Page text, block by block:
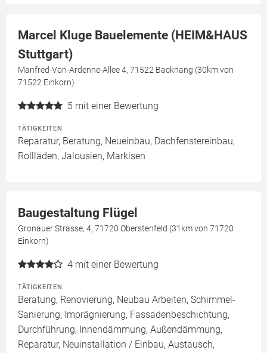
Marcel Kluge Bauelemente (HEIM&HAUS
Stuttgart)
Manfred-Von-Ardenne-Allee 4, 71522 Backnang (30km von
71522 Einkorn)
5 mit einer Bewertung
TÄTIGKEITEN
Reparatur, Beratung, Neueinbau, Dachfenstereinbau,
Rollläden, Jalousien, Markisen
Baugestaltung Flügel
Gronauer Strasse, 4, 71720 Oberstenfeld (31km von 71720
Einkorn)
4 mit einer Bewertung
TÄTIGKEITEN
Beratung, Renovierung, Neubau Arbeiten, Schimmel-
Sanierung, Imprägnierung, Fassadenbeschichtung,
Durchführung, Innendämmung, Außendämmung,
Reparatur, Neuinstallation / Einbau, Austausch,